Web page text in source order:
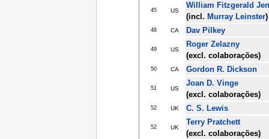
45 US
William Fitzgerald
(incl. Murray Leinster)
48 CA Dav Pilkey
49 US
Roger Zelazny
(excl. colaborações)
50 CA Gordon R. Dickson
51 US
Joan D. Vinge
(excl. colaborações)
52 UK C. S. Lewis
52 UK
Terry Pratchett
(excl. colaborações)